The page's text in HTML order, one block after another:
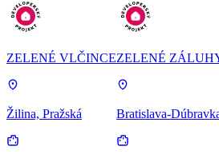
ZELENÉ VLČINCE
Žilina, Pražská
ZELENÉ
Bratislava-